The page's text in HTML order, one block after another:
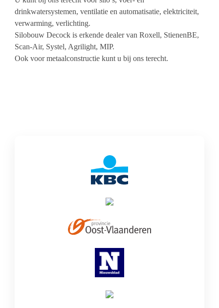
drinkwatersystemen, ventilatie en automatisatie, elektriciteit,
verwarming, verlichting.
Silobouw Decock is erkende dealer van Roxell, StienenBE,
Scan-Air, Systel, Agrilight, MIP.
Ook voor metaalconstructie kunt u bij ons terecht.